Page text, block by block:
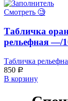
Смотреть 🧐
Табличка
рельефная —/
Табличка
850 Р
В корзину